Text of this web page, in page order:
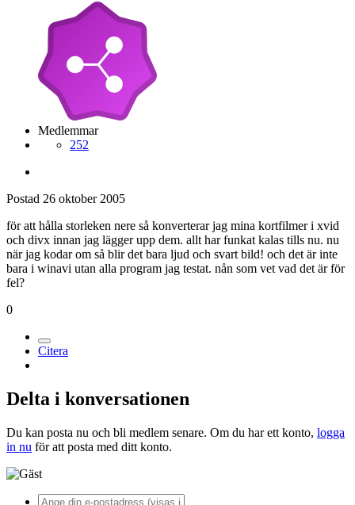
Medlemmar
252
Postad 26 oktober 2005
för att hålla storleken nere så konverterar jag mina kortfilmer i xvid
och divx innan jag lägger upp dem. allt har funkat kalas tills nu. nu
när jag kodar om så blir det bara ljud och svart bild! och det är inte
bara i winavi utan alla program jag testat. nån som vet vad det är för
fel?
0
Citera
Delta i konversationen
Du kan posta nu och bli medlem senare. Om du har ett konto, logga
in nu för att posta med ditt konto.